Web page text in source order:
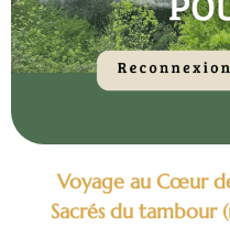
Voyage au Cœur
Sacrés du tambour
5 et 6 septembre